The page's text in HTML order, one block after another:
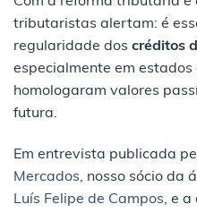
tributaristas alertam: é
regularidade dos créditos
especialmente em estados
homologaram valores
futura.
Em entrevista publicada
Mercados, nosso sócio da
Luís Felipe de Campos, e a